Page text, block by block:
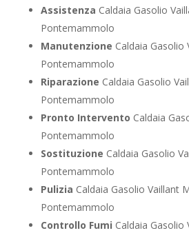
Assistenza Caldaia Gasolio
Pontemammolo
Manutenzione Caldaia Gasolio
Pontemammolo
Riparazione Caldaia Gasolio
Pontemammolo
Pronto Intervento Caldaia
Pontemammolo
Sostituzione Caldaia Gasolio
Pontemammolo
Pulizia Caldaia Gasolio Vaillant
Pontemammolo
Controllo Fumi Caldaia Gasolio